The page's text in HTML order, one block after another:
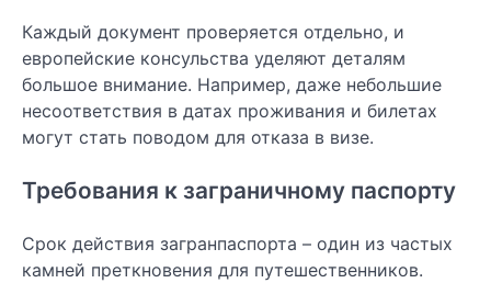
Каждый документ проверяется отдельно, и
европейские консульства уделяют деталям
большое внимание. Например, даже небольшие
несоответствия в датах проживания и билетах
могут стать поводом для отказа в визе.
Требования к заграничному паспорту
Срок действия загранпаспорта – один из частых
камней преткновения для путешественников.